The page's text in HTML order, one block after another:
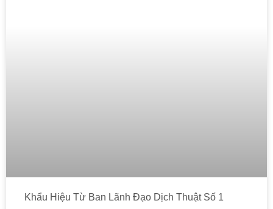
Khẩu Hiệu Từ Ban Lãnh Đạo Dịch Thuật Số 1